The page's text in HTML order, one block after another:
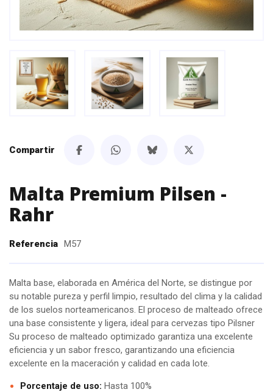
Compartir
Malta Premium Pilsen -
Rahr
Referencia M57
Malta base, elaborada en América del Norte, se distingue por
su notable pureza y perfil limpio, resultado del clima y la calidad
de los suelos norteamericanos. El proceso de malteado ofrece
una base consistente y ligera, ideal para cervezas tipo Pilsner
Su proceso de malteado optimizado garantiza una excelente
eficiencia y un sabor fresco, garantizando una eficiencia
excelente en la maceración y calidad en cada lote.
Porcentaje de uso: Hasta 100%